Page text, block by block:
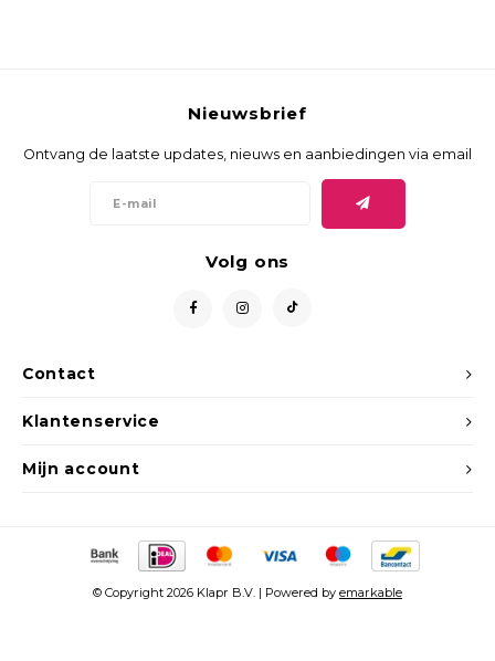
Contact
Nieuwsbrief
Ontvang de laatste updates, nieuws en aanbiedingen via email
Volg ons
Klantenservice
Mijn account
© Copyright 2026 Klapr B.V. | Powered by emarkable